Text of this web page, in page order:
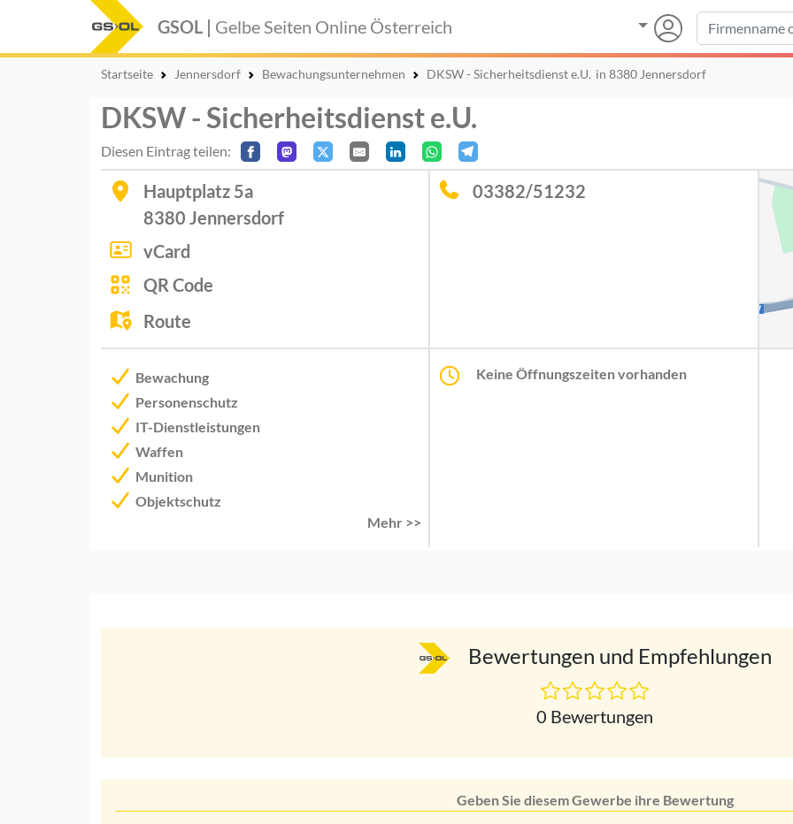
GSOL | Gelbe Seiten Online Österreich
Startseite Jennersdorf Bewachungsunternehmen DKSW - Sicherheitsdienst e.U. in 8380 Jennersdorf
DKSW - Sicherheitsdienst e.U.
Diesen Eintrag teilen:
Hauptplatz 5a
8380 Jennersdorf
vCard
QR Code
Route
03382/51232
Bewachung
Personenschutz
IT-Dienstleistungen
Waffen
Munition
Objektschutz
Mehr >>
Keine Öffnungszeiten vorhanden
Bewertungen und Empfehlungen
0 Bewertungen
Geben Sie diesem Gewerbe ihre Bewertung